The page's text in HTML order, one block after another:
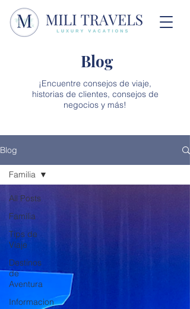
Blog
¡Encuentre consejos de viaje,
historias de clientes, consejos de
negocios y más!
Blog
All Posts
Familia
Tips de
Viaje
Destinos
de
Aventura
Informacion
Familia